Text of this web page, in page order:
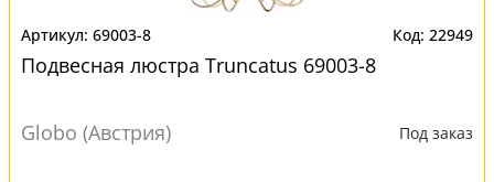
69003-8 22949
Подвесная люстра Truncatus 69003-8
Globo (Австрия) Под заказ